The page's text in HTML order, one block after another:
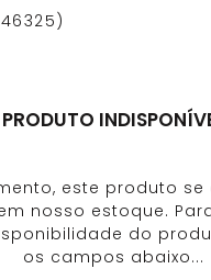
46325
PRODUTO